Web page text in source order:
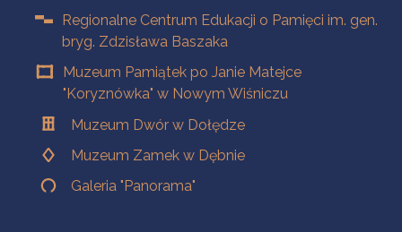
Regionalne Centrum Edukacji o Pamięci im. gen.
bryg. Zdzisława Baszaka
Muzeum Pamiątek po Janie Matejce
"Koryznówka" w Nowym Wiśniczu
Muzeum Dwór w Dołędze
Muzeum Zamek w Dębnie
Galeria "Panorama"